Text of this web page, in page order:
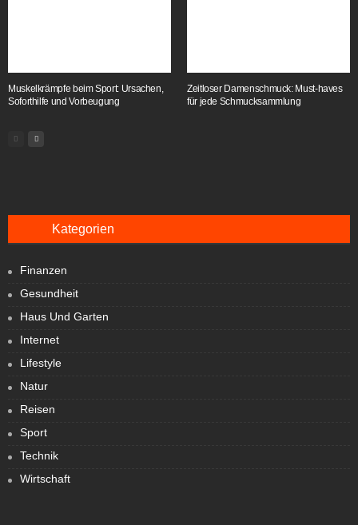
Muskelkrämpfe beim Sport: Ursachen,
Soforthilfe und Vorbeugung
Zeitloser Damenschmuck: Must-haves
für jede Schmucksammlung
Kategorien
Finanzen
Gesundheit
Haus Und Garten
Internet
Lifestyle
Natur
Reisen
Sport
Technik
Wirtschaft